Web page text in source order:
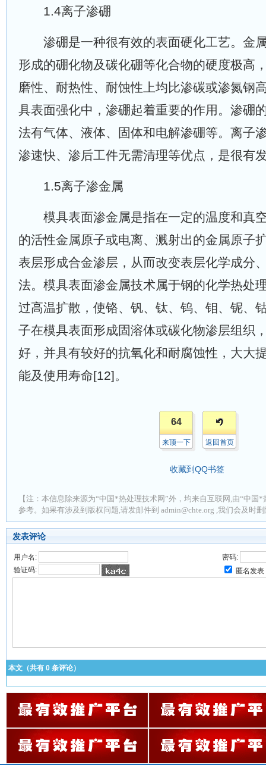
1.4离子渗硼
渗硼是一种很有效的表面硬化工艺。金
形成的硼化物及碳化硼等化合物的硬度极高
磨性、耐热性、耐蚀性上均比渗碳或渗氮钢
具表面强化中，渗硼起着重要的作用。渗硼
法有气体、液体、固体和电解渗硼等。离子
渗速快、渗后工件无需清理等优点，是很有
1.5离子渗金属
模具表面渗金属是指在一定的温度和真
的活性金属原子或电离、溅射出的金属原子
表层形成合金渗层，从而改变表层化学成分
法。模具表面渗金属技术属于钢的化学热处
过高温扩散，使铬、钒、钛、钨、钼、铌、
子在模具表面形成固溶体或碳化物渗层组织
好，并具有较好的抗氧化和耐腐蚀性，大大
能及使用寿命[12]。
64
来顶一下 返回首页
收藏到QQ书签
【注：本信息除来源为“中国*热处理技术网”外，均来自互联网,由“中国
参考。如果有涉及到版权问题,请发邮件到 admin@chte.org ,我们会及时
发表评论
用户名:
密码:
验证码:
匿名发表
本文（共有 0 条评论）